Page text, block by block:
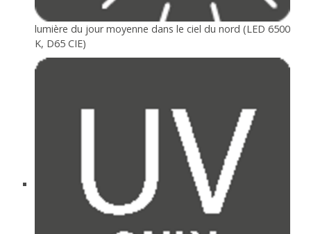
lumière du jour moyenne dans le ciel du nord (LED 6500
K, D65 CIE)